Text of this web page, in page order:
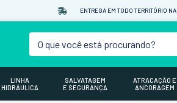
ENTREGA EM TODO TERRITÓRIO
O que você está procurando?
LINHA
HIDRÁULICA
SALVATAGEM
E SEGURANÇA
ATRACAÇÃO E
ANCORAGEM